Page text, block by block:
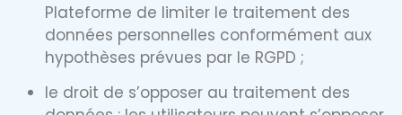
Plateforme de limiter le traitement des
données personnelles conformément aux
hypothèses prévues par le RGPD ;
le droit de s’opposer au traitement des